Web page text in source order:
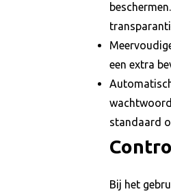
een extra
standaard
Bij het